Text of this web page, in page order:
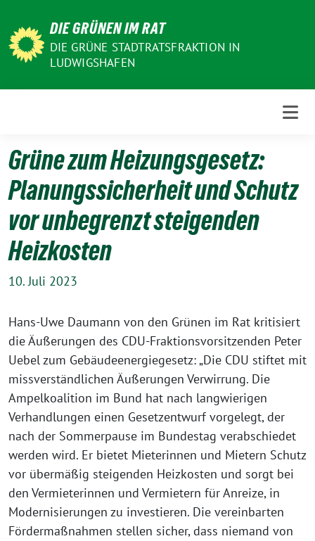
zum
Inhalt
DIE GRÜNEN IM RAT
DIE GRÜNE STADTRATSFRAKTION IN
LUDWIGSHAFEN
Grüne zum Heizungsgesetz:
Planungssicherheit und Schutz
vor unbegrenzt steigenden
Heizkosten
10. Juli 2023
Hans-Uwe Daumann von den Grünen im Rat kritisiert
die Äußerungen des CDU-Fraktionsvorsitzenden Peter
Uebel zum Gebäudeenergiegesetz: „Die CDU stiftet mit
missverständlichen Äußerungen Verwirrung. Die
Ampelkoalition im Bund hat nach langwierigen
Verhandlungen einen Gesetzentwurf vorgelegt, der
nach der Sommerpause im Bundestag verabschiedet
werden wird. Er bietet Mieterinnen und Mietern Schutz
vor übermäßig steigenden Heizkosten und sorgt bei
den Vermieterinnen und Vermietern für Anreize, in
Modernisierungen zu investieren. Die vereinbarten
Fördermaßnahmen stellen sicher, dass niemand von